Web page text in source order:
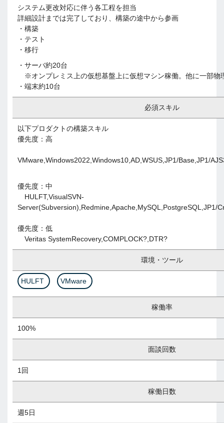
システム更改対応に伴う各工程を担当
詳細設計までは完了しており、構築の途中から参画
・構築
・テスト
・移行
・サーバ約20台
※オンプレミス上の仮想基盤上に仮想マシン稼働。他に一部物
・端末約10台
必須スキル
以下プロダクトの構築スキル
優先度：高
VMware,Windows2022,Windows10,AD,WSUS,JP1/Base,JP1/
優先度：中
HULFT,VisualSVN-
Server(Subversion),Redmine,Apache,MySQL,PostgreSQL,JP1/
優先度：低
Veritas SystemRecovery,COMPLOCK?,DTR?
環境・ツール
HULFT VMware
稼働率
100%
面談回数
1回
稼働日数
週5日